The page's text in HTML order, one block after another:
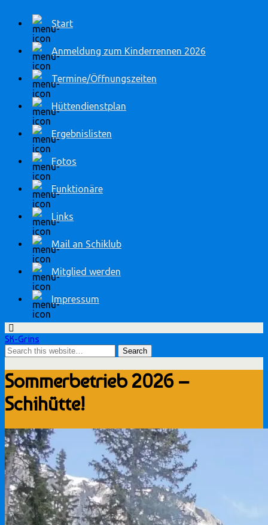
Start
Anmeldung zum Kinderrennen 2026
Termine/Öffnungszeiten
Hüttendienstplan
Ergebnislisten
Fotos
Funktionäre
Links
Mail an Schiklub
Mitglied werden
Impressum
SK-Grins
Sommerbetrieb 2026 –
Schihütte!